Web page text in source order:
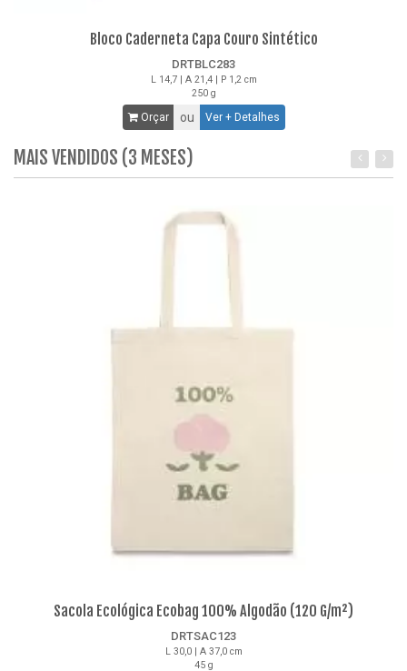
Bloco Caderneta Capa Couro Sintético
DRTBLC283
L 14,7 | A 21,4 | P 1,2 cm
250 g
Orçar ou Ver + Detalhes
MAIS VENDIDOS (3 MESES)
Sacola Ecológica Ecobag 100% Algodão (120 G/m²)
DRTSAC123
L 30,0 | A 37,0 cm
45 g